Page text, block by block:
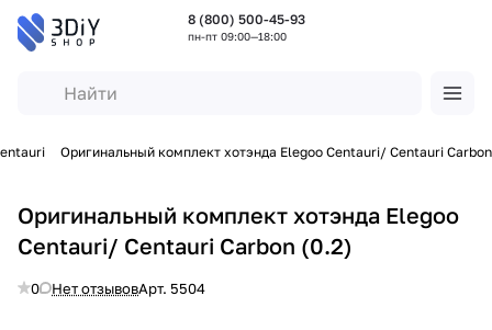
8 (800) 500-45-93
пн-пт 09:00—18:00
Оригинальный комплект хотэнда Elegoo Centauri/ Centauri Carbon
Оригинальный комплект хотэнда Elegoo
Centauri/ Centauri Carbon (0.2)
0 Нет отзывовАрт. 5504